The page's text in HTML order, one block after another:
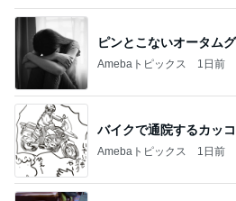
欲しいものどんどん出て
Amebaトピックス 1日前
心が救われたママ友の
Amebaトピックス 17時間前